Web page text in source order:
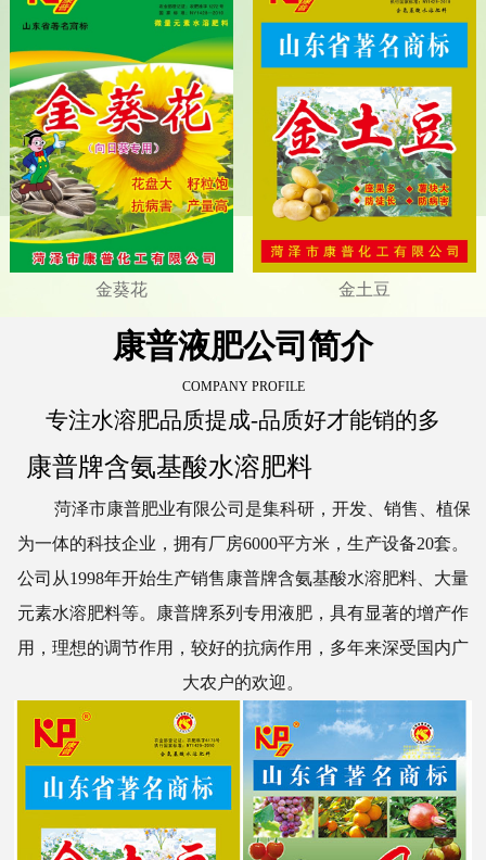
金葵花 金土豆
康普液肥公司简介
COMPANY PROFILE
专注水溶肥品质提成-品质好才能销的多
康普牌含氨基酸水溶肥料
菏泽市康普肥业有限公司是集科研，开发、销售、植保
为一体的科技企业，拥有厂房6000平方米，生产设备20套。
公司从1998年开始生产销售康普牌含氨基酸水溶肥料、大量
元素水溶肥料等。康普牌系列专用液肥，具有显著的增产作
用，理想的调节作用，较好的抗病作用，多年来深受国内广
大农户的欢迎。